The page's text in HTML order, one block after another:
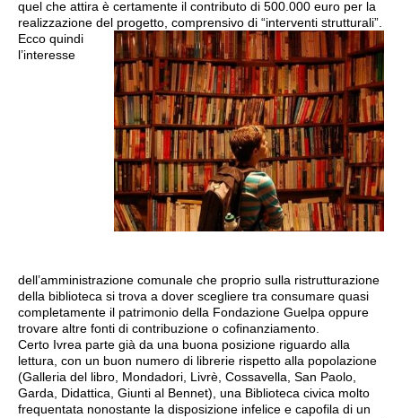
quel che attira è certamente il contributo di 500.000 euro per la
realizzazione del progetto, comprensivo di “interventi strutturali”.
Ecco quindi
l’interesse
dell’amministrazione comunale che proprio sulla ristrutturazione
della biblioteca si trova a dover scegliere tra consumare quasi
completamente il patrimonio della Fondazione Guelpa oppure
trovare altre fonti di contribuzione o cofinanziamento.
Certo Ivrea parte già da una buona posizione riguardo alla
lettura, con un buon numero di librerie rispetto alla popolazione
(Galleria del libro, Mondadori, Livrè, Cossavella, San Paolo,
Garda, Didattica, Giunti al Bennet), una Biblioteca civica molto
frequentata nonostante la disposizione infelice e capofila di un